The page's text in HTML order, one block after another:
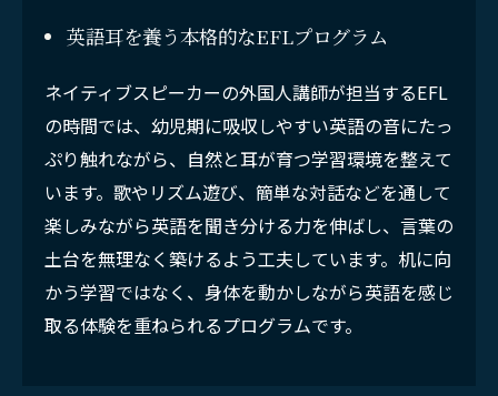
英語耳を養う本格的なEFLプログラム
ネイティブスピーカーの外国人講師が担当するEFL
の時間では、幼児期に吸収しやすい英語の音にたっ
ぷり触れながら、自然と耳が育つ学習環境を整えて
います。歌やリズム遊び、簡単な対話などを通して
楽しみながら英語を聞き分ける力を伸ばし、言葉の
土台を無理なく築けるよう工夫しています。机に向
かう学習ではなく、身体を動かしながら英語を感じ
取る体験を重ねられるプログラムです。